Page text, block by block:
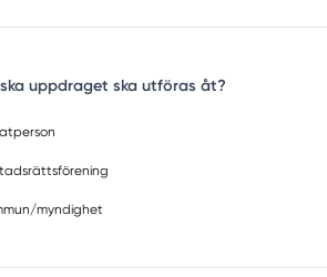
uppdraget ska utföras åt?
myndighet